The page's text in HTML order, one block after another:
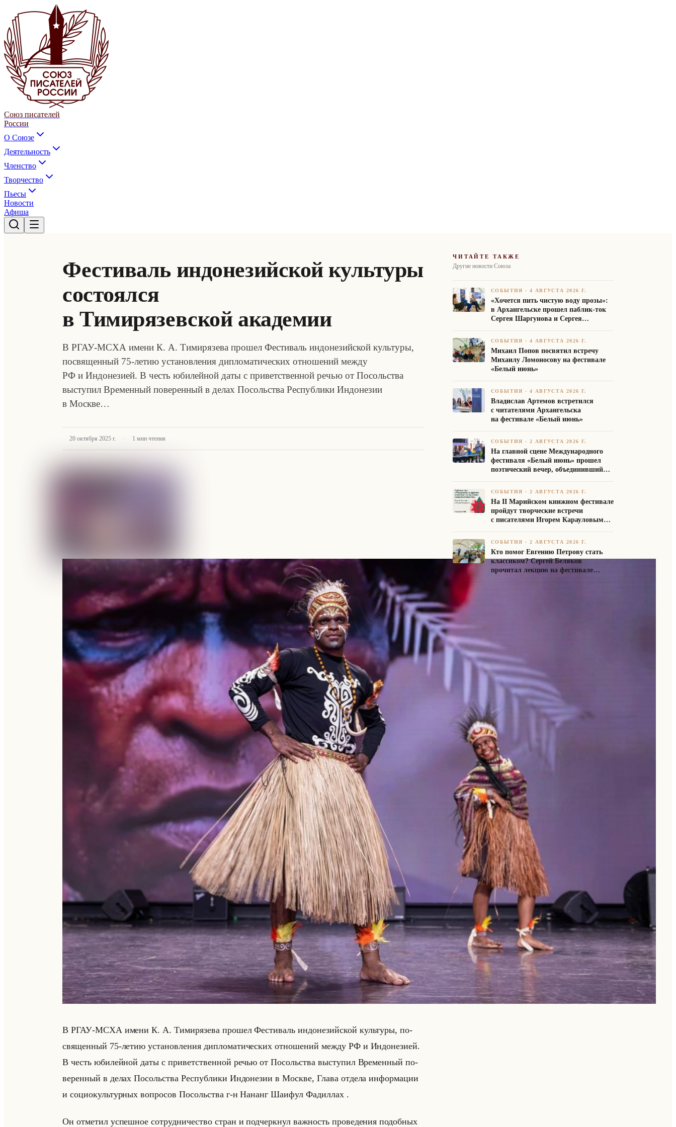
Союз писателей
России
О Союзе
Деятельность
Членство
Творчество
Пьесы
Новости
Афиша
Фестиваль индонезийской культуры
состоялся
в Тимирязевской академии
В РГАУ-МСХА имени К. А. Тимирязева прошел Фестиваль индонезийской культуры,
посвященный 75-летию установления дипломатических отношений между
РФ и Индонезией. В честь юбилейной даты с приветственной речью от Посольства
выступил Временный поверенный в делах Посольства Республики Индонезии
в Москве…
20 октября 2025 г. · 1 мин чтения
В РГАУ-МСХА имени К. А. Ти­ми­ря­зе­ва про­шел Фе­сти­валь ин­до­не­зийской культу­ры, по­
свя­щен­ный 75-летию уста­нов­ле­ния ди­пло­ма­ти­че­ских от­но­ше­ний между РФ и Ин­до­не­зи­ей.
В честь юби­лейной даты с при­вет­ствен­ной речью от По­сольства вы­сту­пил Вре­мен­ный по­
ве­рен­ный в делах По­сольства Рес­пуб­ли­ки Ин­до­не­зии в Москве, Глава от­де­ла ин­фор­ма­ции
и со­ци­окультур­ных во­про­сов По­сольства г-н На­нанг Ша­ифул Фа­дил­лах .
Он от­ме­тил успеш­ное со­труд­ни­че­ство стран и под­черк­нул важ­ность про­ве­де­ния по­доб­ных
ЧИТАЙТЕ ТАКЖЕ
Другие новости Союза
СОБЫТИЯ ·4 АВГУСТА 2026 Г.
«Хочется пить чистую воду прозы»:
в Архангельске прошел паблик-ток
Сергея Шаргунова и Сергея
СОБЫТИЯ ·4 АВГУСТА 2026 Г.
Михаил Попов посвятил встречу
Михаилу Ломоносову на фестивале
«Белый июнь»
СОБЫТИЯ ·4 АВГУСТА 2026 Г.
Владислав Артемов встретился
с читателями Архангельска
на фестивале «Белый июнь»
СОБЫТИЯ ·2 АВГУСТА 2026 Г.
На главной сцене Международного
фестиваля «Белый июнь» прошел
поэтический вечер, объединивший
СОБЫТИЯ ·2 АВГУСТА 2026 Г.
На II Марийском книжном фестивале
пройдут творческие встречи
с писателями Игорем Карауловым
СОБЫТИЯ ·2 АВГУСТА 2026 Г.
Кто помог Евгению Петрову стать
классиком? Сергей Беляков
прочитал лекцию на фестивале